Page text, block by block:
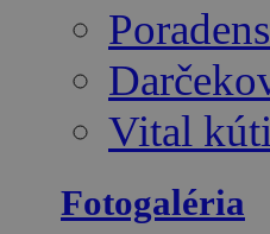
Vital
Fotogaléria